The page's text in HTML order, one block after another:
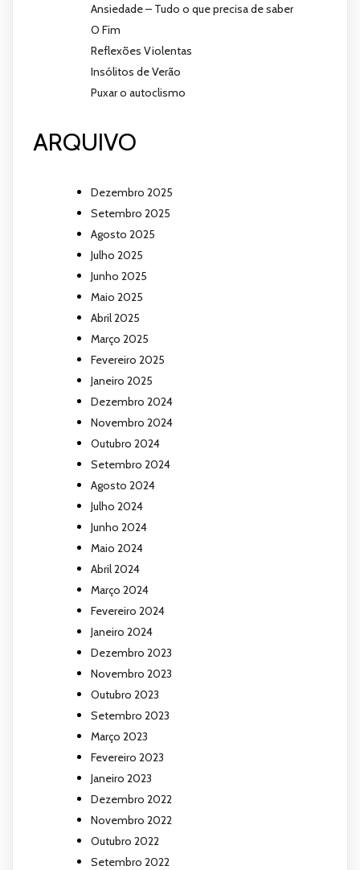
Ansiedade – Tudo o que precisa de saber
O Fim
Reflexões Violentas
Insólitos de Verão
Puxar o autoclismo
ARQUIVO
Dezembro 2025
Setembro 2025
Agosto 2025
Julho 2025
Junho 2025
Maio 2025
Abril 2025
Março 2025
Fevereiro 2025
Janeiro 2025
Dezembro 2024
Novembro 2024
Outubro 2024
Setembro 2024
Agosto 2024
Julho 2024
Junho 2024
Maio 2024
Abril 2024
Março 2024
Fevereiro 2024
Janeiro 2024
Dezembro 2023
Novembro 2023
Outubro 2023
Setembro 2023
Março 2023
Fevereiro 2023
Janeiro 2023
Dezembro 2022
Novembro 2022
Outubro 2022
Setembro 2022